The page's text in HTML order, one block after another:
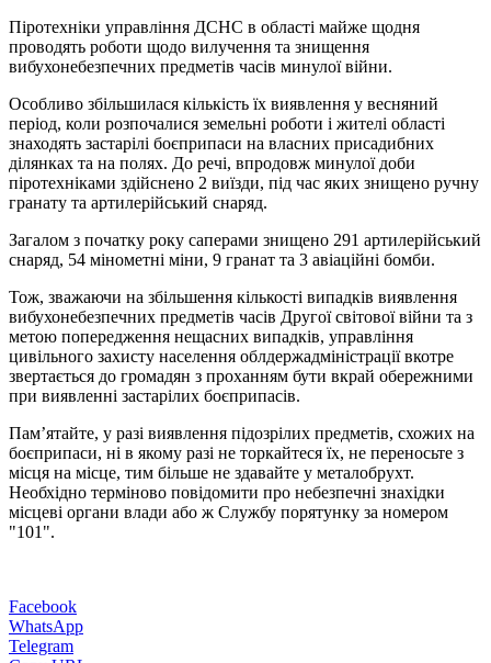
Піротехніки управління ДСНС в області майже щодня
проводять роботи щодо вилучення та знищення
вибухонебезпечних предметів часів минулої війни.
Особливо збільшилася кількість їх виявлення у весняний
період, коли розпочалися земельні роботи і жителі області
знаходять застарілі боєприпаси на власних присадибних
ділянках та на полях. До речі, впродовж минулої доби
піротехніками здійснено 2 виїзди, під час яких знищено ручну
гранату та артилерійський снаряд.
Загалом з початку року саперами знищено 291 артилерійський
снаряд, 54 мінометні міни, 9 гранат та 3 авіаційні бомби.
Тож, зважаючи на збільшення кількості випадків виявлення
вибухонебезпечних предметів часів Другої світової війни та з
метою попередження нещасних випадків, управління
цивільного захисту населення облдержадміністрації вкотре
звертається до громадян з проханням бути вкрай обережними
при виявленні застарілих боєприпасів.
Пам’ятайте, у разі виявлення підозрілих предметів, схожих на
боєприпаси, ні в якому разі не торкайтеся їх, не переносьте з
місця на місце, тим більше не здавайте у металобрухт.
Необхідно терміново повідомити про небезпечні знахідки
місцеві органи влади або ж Службу порятунку за номером
"101".
Facebook
WhatsApp
Telegram